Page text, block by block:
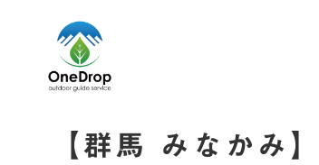
【群馬 みなかみ